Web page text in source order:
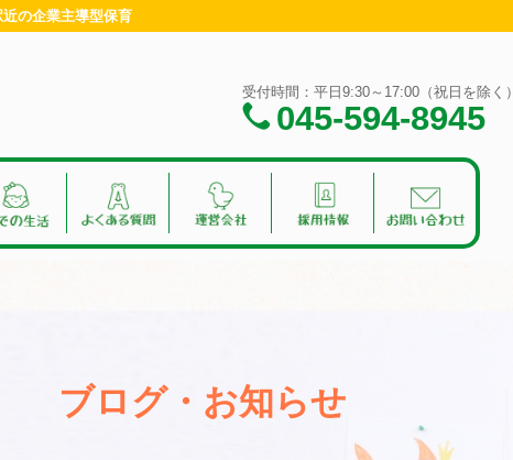
の企業主導型保育
受付時間：平日9:30～17:00（祝日を除く）
045-594-8945
ブログ・お知らせ